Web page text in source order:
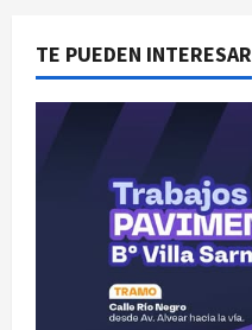
TE PUEDEN INTERESAR